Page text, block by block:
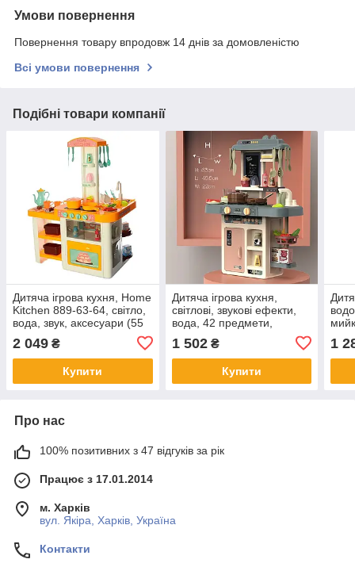
Умови повернення
Повернення товару впродовж 14 днів за домовленістю
Всі умови повернення
Подібні товари компанії
Дитяча ігрова кухня, Home
Kitchen 889-63-64, світло,
вода, звук, аксесуари (55
2 049 ₴
Купити
Дитяча ігрова кухня,
світлові, звукові ефекти,
вода, 42 предмети,
1 502₴
Купити
1
Про нас
100% позитивних з 47 відгуків за рік
Працює з 17.01.2014
м. Харків
вул. Якіра, Харків, Україна
Контакти